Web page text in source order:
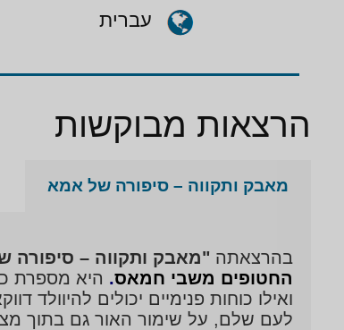
עברית
הרצאות מבוקשות
מאבק ותקווה – סיפורה של אמא
בהרצאתה "מאבק ותקווה – סיפורה
החטופים משבי חמאס. היא מספרת
ואילו כוחות פנימיים יכולים
לעם שלם, על שימור האור גם בתוך